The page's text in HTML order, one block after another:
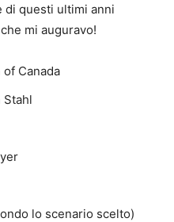
di questi ultimi anni
mi auguravo!
Canada
Stahl
lo scenario scelto)